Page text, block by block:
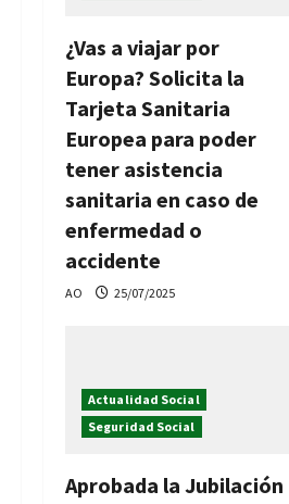
¿Vas a viajar por
Europa? Solicita la
Tarjeta Sanitaria
Europea para poder
tener asistencia
sanitaria en caso de
enfermedad o
accidente
AO 25/07/2025
Actualidad Social
Seguridad Social
Aprobada la Jubilación